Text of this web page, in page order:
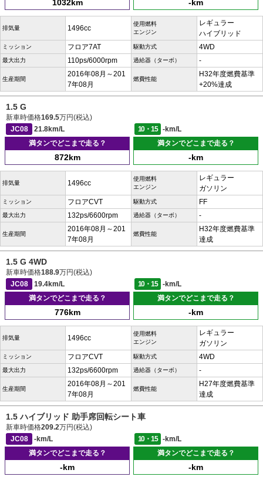
1032km -km
排気量 1496cc
使用燃料
エンジン
レギュラー
ハイブリッド
ミッション フロア7AT 駆動方式 4WD
最大出力 110ps/6000rpm 過給器（ターボ） -
生産期間
2016年08月～201
7年08月
燃費性能
H32年度燃費基準
+20%達成
1.5 G
新車時価格169.5万円(税込)
JC08
21.8km/L 10・15
-km/L
満タンでどこまで走る？
872km
満タンでどこまで走る？
-km
排気量 1496cc
使用燃料
エンジン
レギュラー
ガソリン
ミッション フロアCVT 駆動方式 FF
最大出力 132ps/6600rpm 過給器（ターボ） -
生産期間
2016年08月～201
7年08月
燃費性能
H32年度燃費基準
達成
1.5 G 4WD
新車時価格188.9万円(税込)
JC08
19.4km/L 10・15
-km/L
満タンでどこまで走る？
776km
満タンでどこまで走る？
-km
排気量 1496cc
使用燃料
エンジン
レギュラー
ガソリン
ミッション フロアCVT 駆動方式 4WD
最大出力 132ps/6600rpm 過給器（ターボ） -
生産期間
2016年08月～201
7年08月
燃費性能
H27年度燃費基準
達成
1.5 ハイブリッド 助手席回転シート車
新車時価格209.2万円(税込)
JC08
-km/L 10・15
-km/L
満タンでどこまで走る？
-km
満タンでどこまで走る？
-km